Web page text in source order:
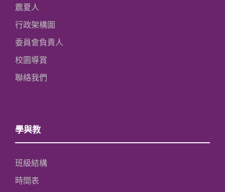
震夏人
行政架構圖
委員會負責人
校園導賞
聯絡我們
學與教
班級結構
時間表